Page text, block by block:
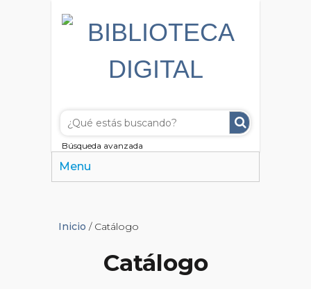
Búsqueda avanzada
Menu
Inicio / Catálogo
Catálogo